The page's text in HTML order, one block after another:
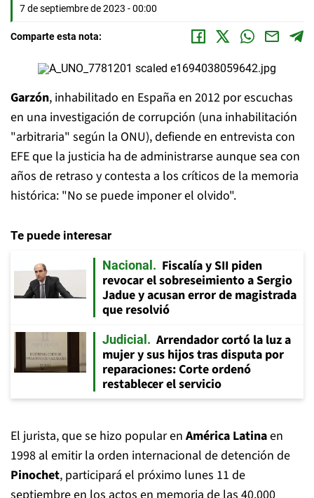
7 de septiembre de 2023 - 00:00
Comparte esta nota:
Garzón, inhabilitado en España en 2012 por escuchas
en una investigación de corrupción (una inhabilitación
"arbitraria" según la ONU), defiende en entrevista con
EFE que la justicia ha de administrarse aunque sea con
años de retraso y contesta a los críticos de la memoria
histórica: "No se puede imponer el olvido".
Te puede interesar
Nacional
Fiscalía y SII piden
revocar el sobreseimiento a Sergio
Jadue y acusan error de magistrada
que resolvió
Judicial
Arrendador cortó la luz a
mujer y sus hijos tras disputa por
reparaciones: Corte ordenó
restablecer el servicio
El jurista, que se hizo popular en América Latinaen
1998 al emitir la orden internacional de detención de
Pinochet, participará el próximo lunes 11 de